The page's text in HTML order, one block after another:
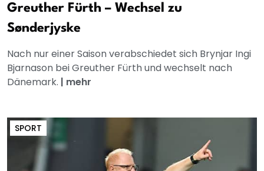
Greuther Fürth – Wechsel zu
Sønderjyske
Nach nur einer Saison verabschiedet sich Brynjar Ingi
Bjarnason bei Greuther Fürth und wechselt nach
Dänemark. | mehr
SPORT